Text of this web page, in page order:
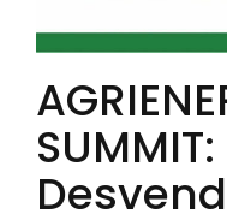
SUMMIT: